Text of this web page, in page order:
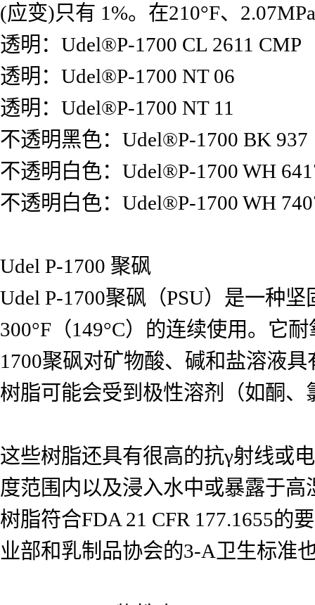
(应变)只有 1%。在210°F、
透明：Udel®P-1700 CL 2611 CMP
透明：Udel®P-1700 NT 06
透明：Udel®P-1700 NT 11
不透明黑色：Udel®P-1700 BK 937
不透明白色：Udel®P-1700 WH
不透明白色：Udel®P-1700 WH
Udel P-1700 聚砜
Udel P-1700聚砜（PSU）是一种
300°F（149°C）的连续使用。它
1700聚砜对矿物酸、碱和盐溶液
树脂可能会受到极性溶剂（如酮
这些树脂还具有很高的抗γ射线或
度范围内以及浸入水中或暴露于高
树脂符合FDA 21 CFR 177.1655的
业部和乳制品协会的3-A卫生标准